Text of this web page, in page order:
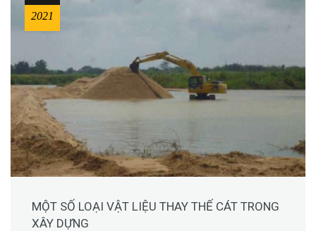
MỘT SỐ LOẠI VẬT LIỆU THAY THẾ CÁT TRONG
XÂY DỰNG
2021